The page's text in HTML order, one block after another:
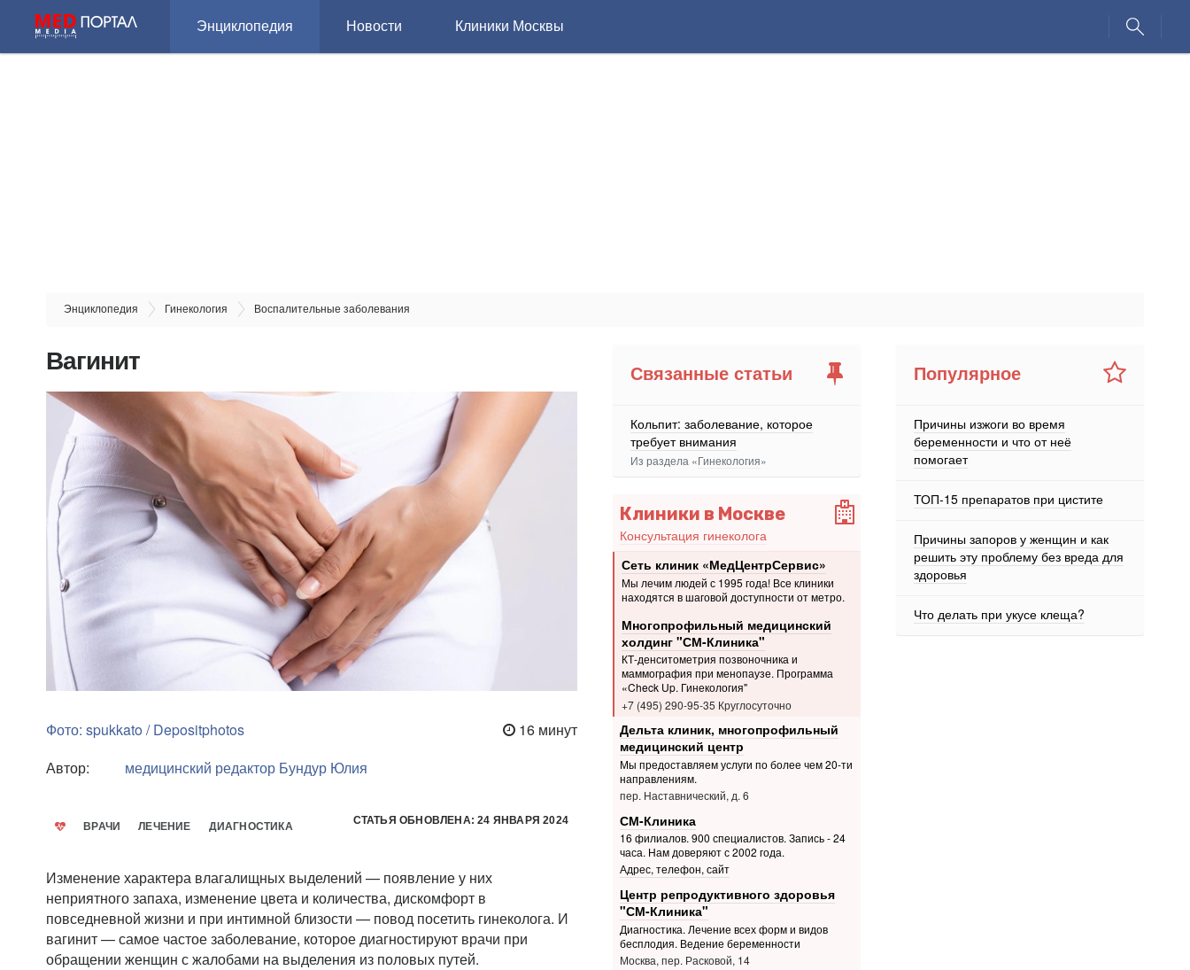
Энциклопедия Новости Клиники Москвы
Энциклопедия Гинекология Воспалительные заболевания
Вагинит
Фото: spukkato / Depositphotos
16 минут
Автор:
медицинский редактор Бундур Юлия
ВРАЧИ ЛЕЧЕНИЕ ДИАГНОСТИКА СТАТЬЯ ОБНОВЛЕНА: 24 ЯНВАРЯ 2024
Изменение характера влагалищных выделений — появление у них
неприятного запаха, изменение цвета и количества, дискомфорт в
повседневной жизни и при интимной близости — повод посетить гинеколога. И
вагинит — самое частое заболевание, которое диагностируют врачи при
обращении женщин с жалобами на выделения из половых путей.
Связанные статьи
Кольпит: заболевание, которое
требует внимания
Из раздела «Гинекология»
Клиники в Москве
Консультация гинеколога
Сеть клиник «МедЦентрСервис»
Мы лечим людей с 1995 года! Все клиники
находятся в шаговой доступности от метро.
Многопрофильный медицинский
холдинг "СМ-Клиника"
КТ-денситометрия позвоночника и
маммография при менопаузе. Программа
«Check Up. Гинекология"
+7 (495) 290-95-35 Круглосуточно
Дельта клиник, многопрофильный
медицинский центр
Мы предоставляем услуги по более чем 20-ти
направлениям.
пер. Наставнический, д. 6
СМ-Клиника
16 филиалов. 900 специалистов. Запись - 24
часа. Нам доверяют с 2002 года.
Адрес, телефон, сайт
Центр репродуктивного здоровья
"СМ-Клиника"
Диагностика. Лечение всех форм и видов
бесплодия. Ведение беременности
Москва, пер. Расковой, 14
Популярное
Причины изжоги во время
беременности и что от неё
помогает
ТОП-15 препаратов при цистите
Причины запоров у женщин и как
решить эту проблему без вреда для
здоровья
Что делать при укусе клеща?